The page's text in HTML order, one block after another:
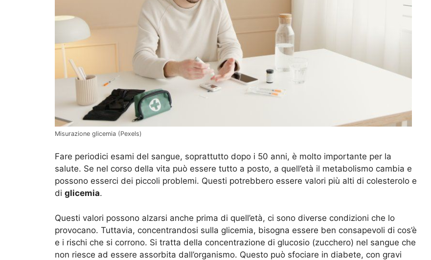
Misurazione glicemia (Pexels)
Fare periodici esami del sangue, soprattutto dopo i 50 anni, è molto importante per la
salute. Se nel corso della vita può essere tutto a posto, a quell’età il metabolismo cambia e
possono esserci dei piccoli problemi. Questi potrebbero essere valori più alti di colesterolo e
di glicemia.
Questi valori possono alzarsi anche prima di quell’età, ci sono diverse condizioni che lo
provocano. Tuttavia, concentrandosi sulla glicemia, bisogna essere ben consapevoli di cos’è
e i rischi che si corrono. Si tratta della concentrazione di glucosio (zucchero) nel sangue che
non riesce ad essere assorbita dall’organismo. Questo può sfociare in diabete, con gravi